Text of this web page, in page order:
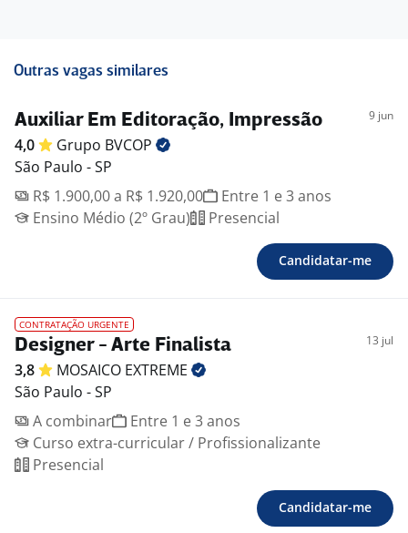
Outras vagas similares
Auxiliar Em Editoração, Impressão 9 jun
4,0 Grupo BVCOP
São Paulo - SP
R$ 1.900,00 a R$ 1.920,00
Entre 1 e 3 anos
Ensino Médio (2º Grau)
Presencial
Candidatar-me
CONTRATAÇÃO URGENTE
Designer - Arte Finalista 13 jul
3,8 MOSAICO EXTREME
São Paulo - SP
A combinar
Entre 1 e 3 anos
Curso extra-curricular / Profissionalizante
Presencial
Candidatar-me